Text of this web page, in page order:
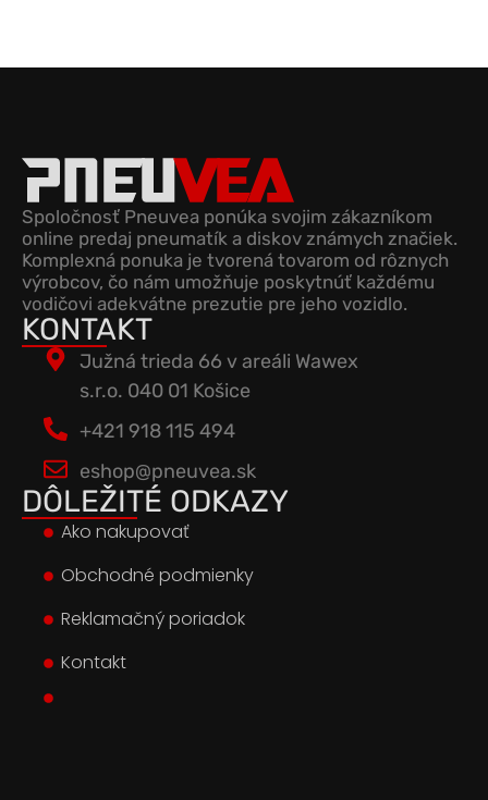
Spoločnosť Pneuvea ponúka svojim zákazníkom
online predaj pneumatík a diskov známych značiek.
Komplexná ponuka je tvorená tovarom od rôznych
výrobcov, čo nám umožňuje poskytnúť každému
vodičovi adekvátne prezutie pre jeho vozidlo.
KONTAKT
Južná trieda 66 v areáli Wawex
s.r.o. 040 01 Košice
+421 918 115 494
eshop@pneuvea.sk
DÔLEŽITÉ ODKAZY
Ako nakupovať
Obchodné podmienky
Reklamačný poriadok
Kontakt